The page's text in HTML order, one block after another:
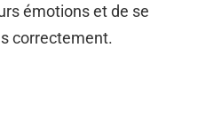
émotions et de se
correctement.